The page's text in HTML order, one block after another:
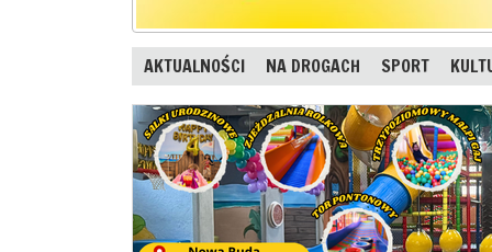
AKTUALNOŚCI NA DROGACH SPORT